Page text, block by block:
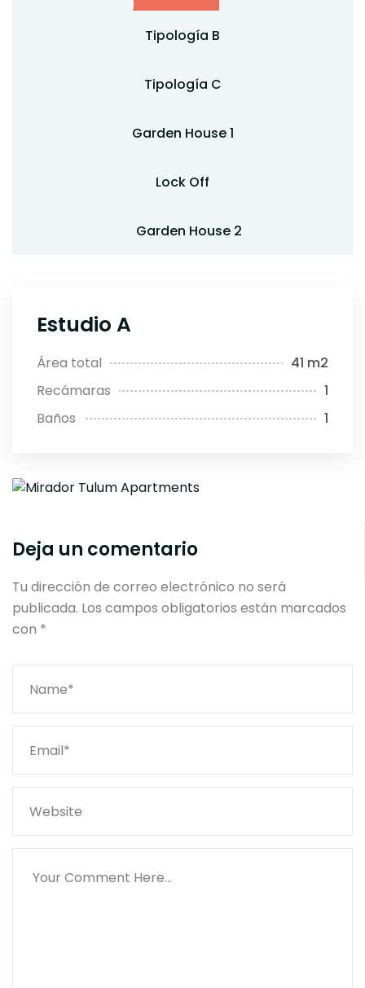
Tipología B
Tipología C
Garden House 1
Lock Off
Garden House 2
Estudio A
Área total
41 m2
Recámaras
1
Baños
1
Deja un comentario
Tu dirección de correo electrónico no será
publicada. Los campos obligatorios están marcados
con *